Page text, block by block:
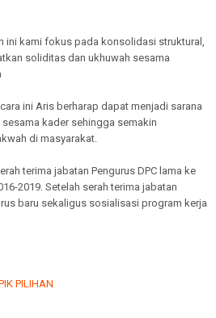
ini kami fokus pada konsolidasi struktural,
soliditas dan ukhuwah sesama
ini Aris berharap dapat menjadi sarana
kader sehingga semakin
di masyarakat.
terima jabatan Pengurus DPC lama ke
2019. Setelah serah terima jabatan
baru sekaligus sosialisasi program kerja
PILIHAN